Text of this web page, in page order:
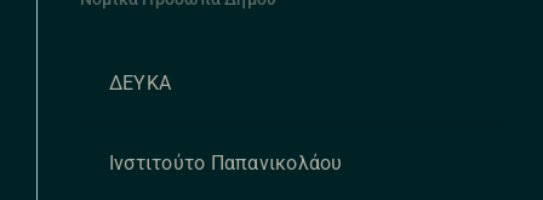
ΔΕΥΚΑ
Ινστιτούτο Παπανικολάου